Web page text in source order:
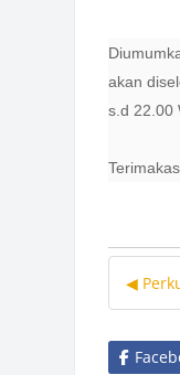
akan
s.d 22.00
◀︎